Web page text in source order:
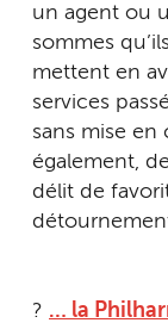
un agent ou
sommes
mettent en
services
sans mise
également,
délit de
? … la